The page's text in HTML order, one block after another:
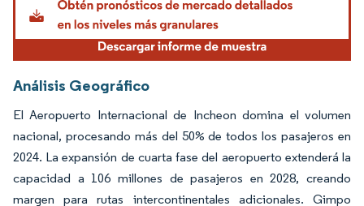
Análisis Geográfico
El Aeropuerto Internacional de Incheon domina el volumen
nacional, procesando más del 50% de todos los pasajeros en
2024. La expansión de cuarta fase del aeropuerto extenderá la
capacidad a 106 millones de pasajeros en 2028, creando
margen para rutas intercontinentales adicionales. Gimpo